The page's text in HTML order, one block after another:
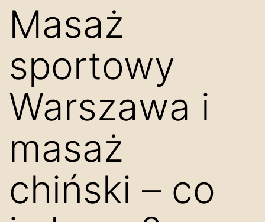
Masaż
sportowy
Warszawa i
masaż
chiński – co